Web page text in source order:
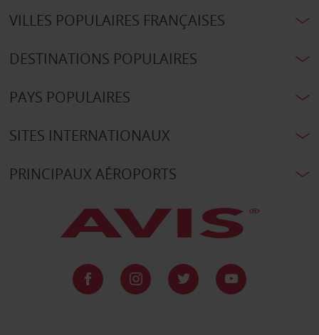
VILLES POPULAIRES FRANÇAISES
DESTINATIONS POPULAIRES
PAYS POPULAIRES
SITES INTERNATIONAUX
PRINCIPAUX AÉROPORTS